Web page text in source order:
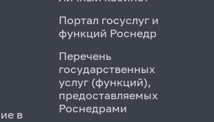
в
Портал госуслуг и
функций Роснедр
Перечень
государственных
услуг (функций),
предоставляемых
Роснедрами